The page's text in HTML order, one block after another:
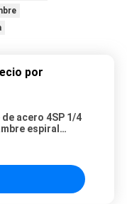
por
acero 4SP 1/4
espiral